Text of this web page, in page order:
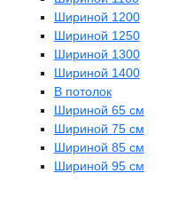
Шириной 1200
Шириной 1250
Шириной 1300
Шириной 1400
В потолок
Шириной 65 см
Шириной 75 см
Шириной 85 см
Шириной 95 см